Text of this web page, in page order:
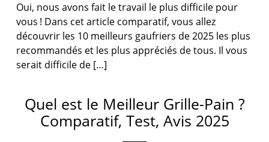
Oui, nous avons fait le travail le plus difficile pour
vous ! Dans cet article comparatif, vous allez
découvrir les 10 meilleurs gaufriers de 2025 les plus
recommandés et les plus appréciés de tous. Il vous
serait difficile de […]
Quel est le Meilleur Grille-Pain ?
Comparatif, Test, Avis 2025